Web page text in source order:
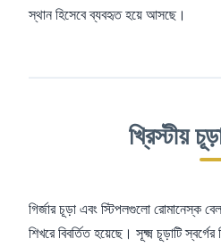
স্থান হিসেবে ব্যবহৃত হয়ে আসছে।
খ্রিস্টীয়
গির্জার চূড়া এবং স্টিপলগুলো রোমানেস্ক
শিখরে বিবর্তিত হয়েছে। সূক্ষ্ম চূড়াটি